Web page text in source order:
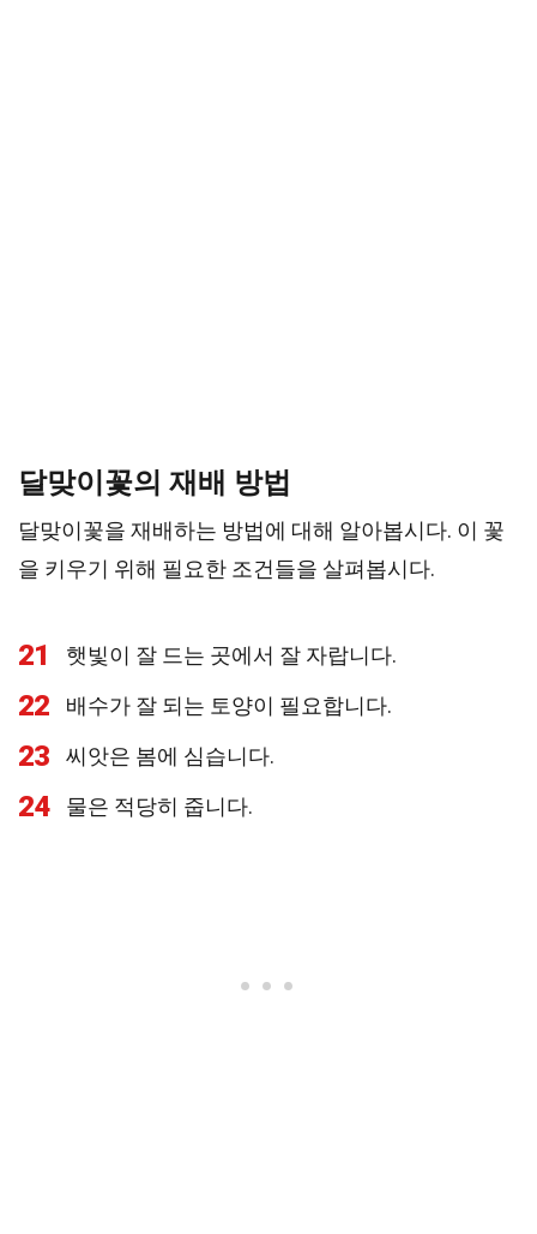
달맞이꽃의 재배 방법
달맞이꽃을 재배하는 방법에 대해 알아봅시다. 이 꽃
을 키우기 위해 필요한 조건들을 살펴봅시다.
21 햇빛이 잘 드는 곳에서 잘 자랍니다.
22 배수가 잘 되는 토양이 필요합니다.
23 씨앗은 봄에 심습니다.
24 물은 적당히 줍니다.